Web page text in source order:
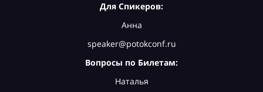
Для Спикеров:
Анна
speaker@potokconf.ru
Вопросы по Билетам:
Наталья